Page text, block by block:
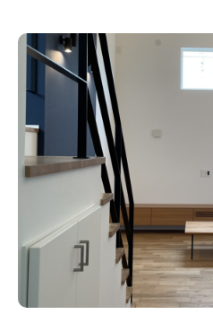
フラッグシップストア
熊本店